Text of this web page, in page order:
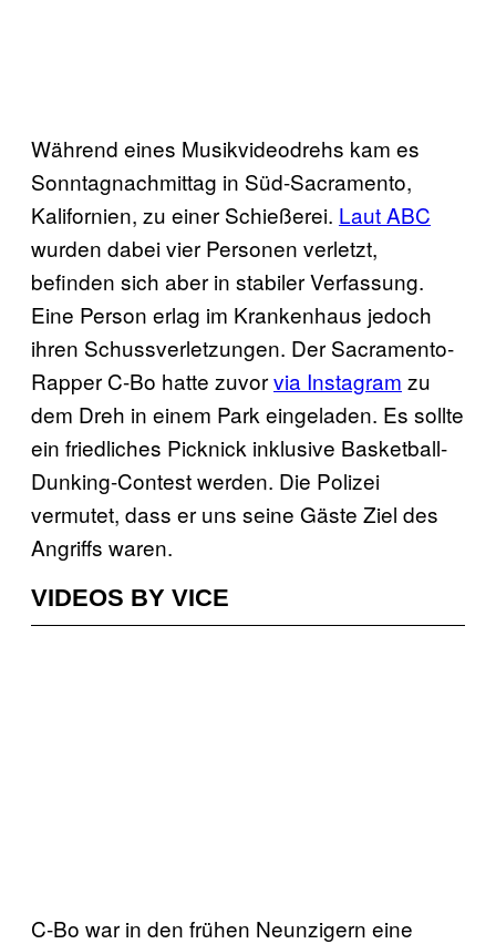
Während eines Musikvideodrehs kam es
Sonntagnachmittag in Süd-Sacramento,
Kalifornien, zu einer Schießerei. Laut ABC
wurden dabei vier Personen verletzt,
befinden sich aber in stabiler Verfassung.
Eine Person erlag im Krankenhaus jedoch
ihren Schussverletzungen. Der Sacramento-
Rapper C-Bo hatte zuvorvia Instagram zu
dem Dreh in einem Park eingeladen. Es sollte
ein friedliches Picknick inklusive Basketball-
Dunking-Contest werden. Die Polizei
vermutet, dass er uns seine Gäste Ziel des
Angriffs waren.
VIDEOS BY VICE
C-Bo war in den frühen Neunzigern eine